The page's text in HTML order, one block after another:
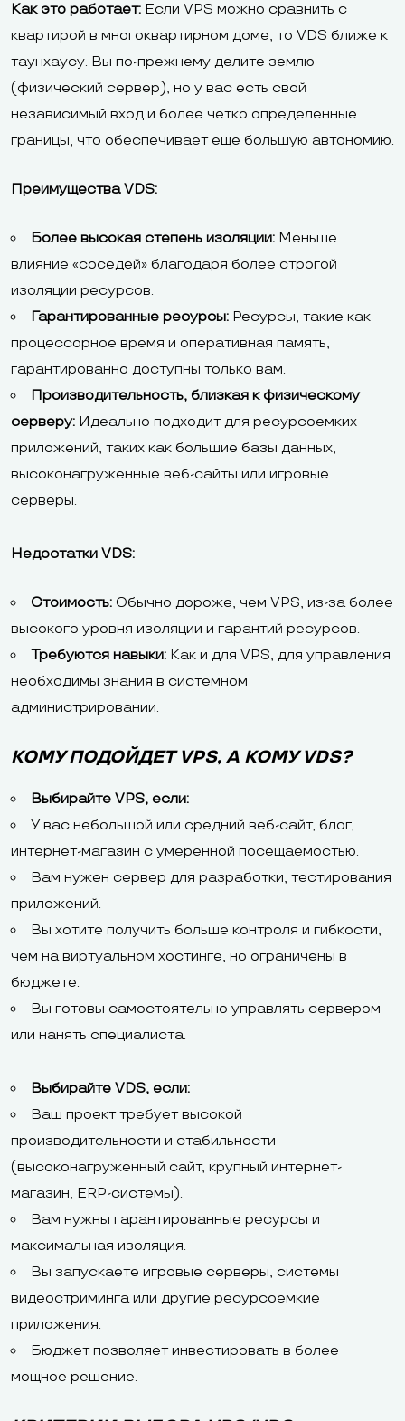
Как это работает: Если VPS можно сравнить с
квартирой в многоквартирном доме, то VDS ближе к
таунхаусу. Вы по-прежнему делите землю
(физический сервер), но у вас есть свой
независимый вход и более четко определенные
границы, что обеспечивает еще большую автономию.
Преимущества VDS:
Более высокая степень изоляции: Меньше
влияние «соседей» благодаря более строгой
изоляции ресурсов.
Гарантированные ресурсы: Ресурсы, такие как
процессорное время и оперативная память,
гарантированно доступны только вам.
Производительность, близкая к физическому
серверу: Идеально подходит для ресурсоемких
приложений, таких как большие базы данных,
высоконагруженные веб-сайты или игровые
серверы.
Недостатки VDS:
Стоимость: Обычно дороже, чем VPS, из-за более
высокого уровня изоляции и гарантий ресурсов.
Требуются навыки: Как и для VPS, для управления
необходимы знания в системном
администрировании.
КОМУ ПОДОЙДЕТ VPS, А КОМУ VDS?
Выбирайте VPS, если:
У вас небольшой или средний веб-сайт, блог,
интернет-магазин с умеренной посещаемостью.
Вам нужен сервер для разработки, тестирования
приложений.
Вы хотите получить больше контроля и гибкости,
чем на виртуальном хостинге, но ограничены в
бюджете.
Вы готовы самостоятельно управлять сервером
или нанять специалиста.
Выбирайте VDS, если:
Ваш проект требует высокой
производительности и стабильности
(высоконагруженный сайт, крупный интернет-
магазин, ERP-системы).
Вам нужны гарантированные ресурсы и
максимальная изоляция.
Вы запускаете игровые серверы, системы
видеостриминга или другие ресурсоемкие
приложения.
Бюджет позволяет инвестировать в более
мощное решение.